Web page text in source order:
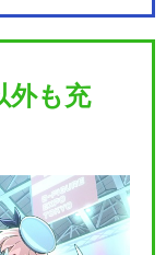
外も充